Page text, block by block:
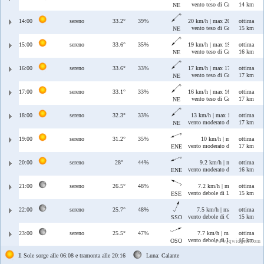
NE
vento teso di Grecale14 km
14:00 sereno 33.2°
39%
NE
20 km/h | max 20 km/h
vento teso di Grecale
ottima
15 km
15:00 sereno 33.6°
35%
NE
19 km/h | max 19 km/h
vento teso di Grecale
ottima
16 km
16:00 sereno 33.6°
33%
NE
17 km/h | max 17 km/h
vento teso di Grecale
ottima
17 km
17:00 sereno 33.1°
33%
NE
16 km/h | max 16 km/h
vento teso di Grecale
ottima
17 km
18:00 sereno 32.3°
33%
NE
13 km/h | max 13 km/h
vento moderato di Grecale
ottima
17 km
19:00 sereno 31.2°
35%
ENE
10 km/h | max 10 km/h
vento moderato di Grecale/
ottima
17 km
20:00 sereno 28°
44%
ENE
9.2 km/h | max 12 km/h
vento moderato di Grecale/
ottima
16 km
21:00 sereno 26.5°
48%
ESE
7.2 km/h | max 11 km/h
vento debole di Levante/
ottima
15 km
22:00 sereno 25.7°
48%
SSO
7.5 km/h | max 9 km/h
vento debole di Ostro/Libeccio
ottima
15 km
23:00 sereno 25.5°
47%
OSO
7.7 km/h | max 8.5 km/h
vento debole di Libeccio/
ottima
16 km
www.jqwidgets.com
Il Sole sorge alle 06:08 e tramonta alle 20:16 Luna: Calante